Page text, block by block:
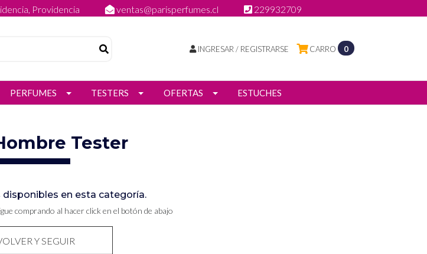
Providencia ventas@parisperfumes.cl 229932709
CARRO 0
INGRESAR / REGISTRARSE
PERFUMES TESTERS OFERTAS ESTUCHES
Tester
en esta categoría.
comprando al hacer click en el botón de abajo
Y SEGUIR